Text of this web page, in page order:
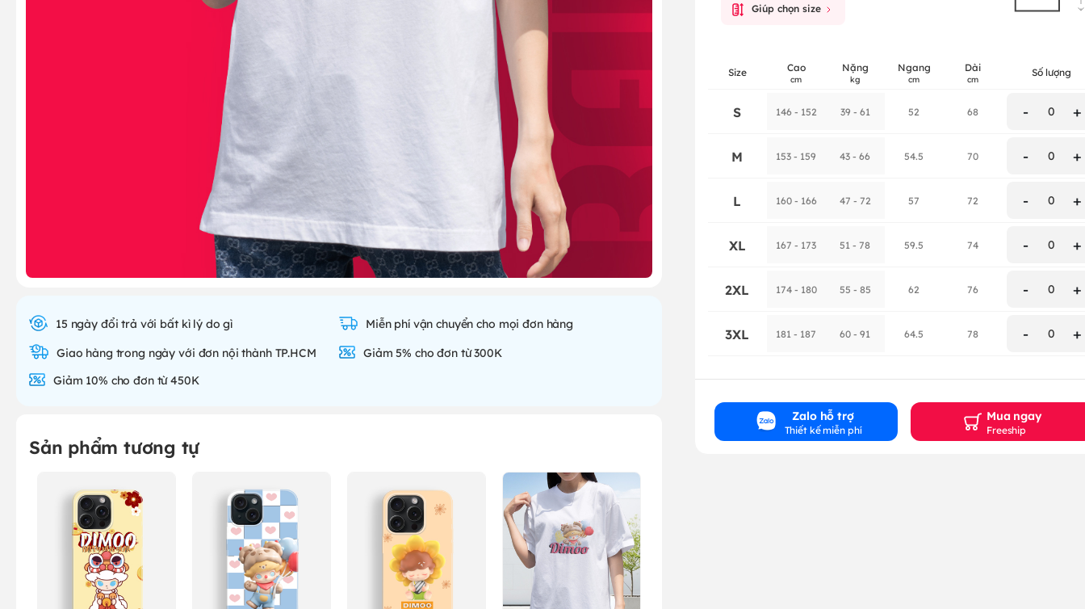
15 ngày đổi trả với bất kì lý do gì
Miễn phí vận chuyển cho mọi đơn hàng
Giao hàng trong ngày với đơn nội thành TP.HCM
Giảm 5% cho đơn từ 300K
Giảm 10% cho đơn từ 450K
Sản phẩm tương tự
Giúp chọn size
Size Cao
cm
Nặng
kg
Ngang
cm
Dài
cm Số lượng
S 146 - 152 39 - 61 52 68 - 0 +
M 153 - 159 43 - 66 54.5 70 - 0 +
L 160 - 166 47 - 72 57 72 - 0 +
XL 167 - 173 51 - 78 59.5 74 - 0 +
2XL 174 - 180 55 - 85 62 76 - 0 +
3XL 181 - 187 60 - 91 64.5 78 - 0 +
Zalo hỗ trợ
Thiết kế miễn phí
Mua ngay
Freeship